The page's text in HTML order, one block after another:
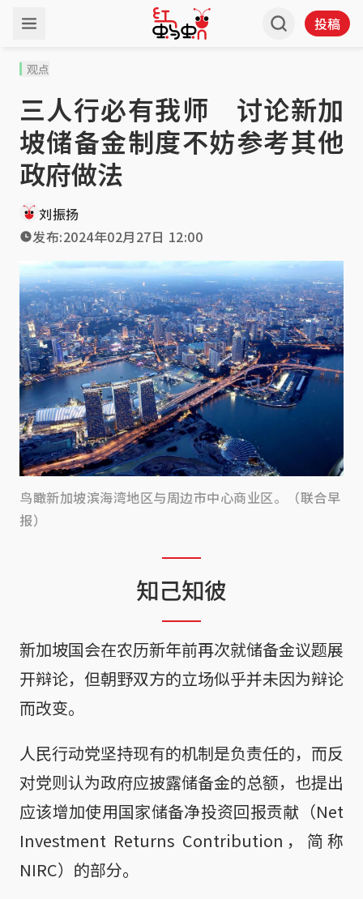
投稿
观点
三人行必有我师 讨论新加
坡储备金制度不妨参考其他
政府做法
刘振扬
发布:2024年02月27日 12:00
鸟瞰新加坡滨海湾地区与周边市中心商业区。（联合早
报）
知己知彼
新加坡国会在农历新年前再次就储备金议题展
开辩论，但朝野双方的立场似乎并未因为辩论
而改变。
人民行动党坚持现有的机制是负责任的，而反
对党则认为政府应披露储备金的总额，也提出
应该增加使用国家储备净投资回报贡献（Net
Investment Returns Contribution，简称
NIRC）的部分。